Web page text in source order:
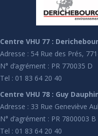
Centre VHU 77 :
Adresse : 54 Rue des Prés,
N° d’agrément : PR 770035 D
Tel : 01 83 64 20 40
Centre VHU 78 : Guy
Adresse : 33 Rue Geneviève
N° d’agrément : PR 7800003 B
Tel : 01 83 64 20 40